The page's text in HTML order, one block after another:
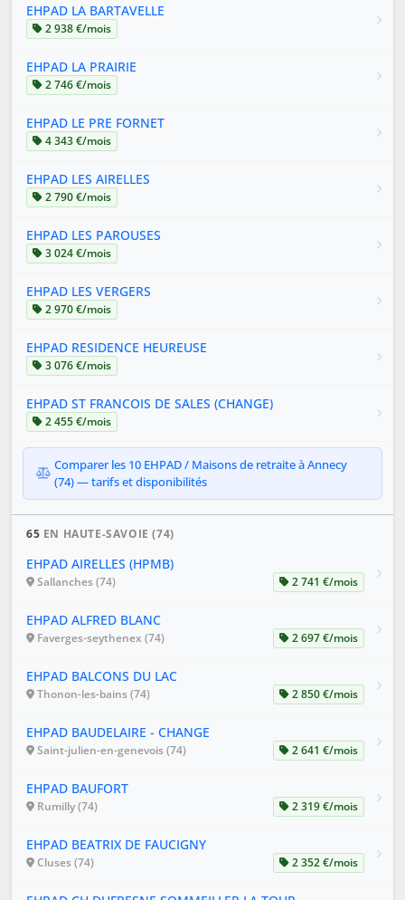
EHPAD LA BARTAVELLE
2 938 €/mois
EHPAD LA PRAIRIE
2 746 €/mois
EHPAD LE PRE FORNET
4 343 €/mois
EHPAD LES AIRELLES
2 790 €/mois
EHPAD LES PAROUSES
3 024 €/mois
EHPAD LES VERGERS
2 970 €/mois
EHPAD RESIDENCE HEUREUSE
3 076 €/mois
EHPAD ST FRANCOIS DE SALES (CHANGE)
2 455 €/mois
Comparer les 10 EHPAD / Maisons de retraite à Annecy
(74) — tarifs et disponibilités
65 EN HAUTE-SAVOIE (74)
EHPAD AIRELLES (HPMB)
Sallanches (74) 2 741 €/mois
EHPAD ALFRED BLANC
Faverges-seythenex (74) 2 697 €/mois
EHPAD BALCONS DU LAC
Thonon-les-bains (74) 2 850 €/mois
EHPAD BAUDELAIRE - CHANGE
Saint-julien-en-genevois (74) 2 641 €/mois
EHPAD BAUFORT
Rumilly (74) 2 319 €/mois
EHPAD BEATRIX DE FAUCIGNY
Cluses (74) 2 352 €/mois